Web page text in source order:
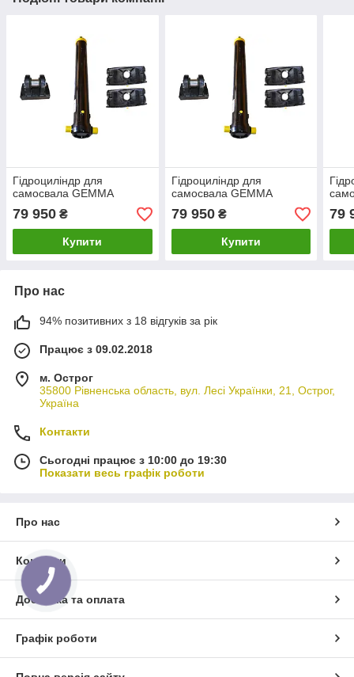
Гідроциліндр для
самосвала GEMMA
79 950 ₴
Купити
Гідроциліндр для
самосвала GEMMA
79 950₴
Купити
79
Про нас
94% позитивних з 18 відгуків за рік
Працює з 09.02.2018
м. Острог
35800 Рівненська область, вул. Лесі Українки, 21, Острог,
Україна
Контакти
Сьогодні працює з 10:00 до 19:30
Показати весь графік роботи
Про нас
Контакти
Доставка та оплата
Графік роботи
КНОПКА
ЗВ'ЯЗКУ